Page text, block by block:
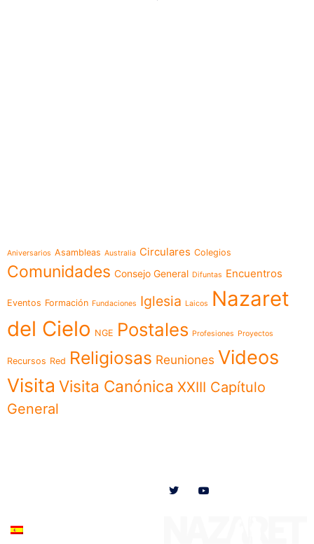
Aniversarios Asambleas Australia Circulares Colegios
Comunidades Consejo General Difuntas Encuentros
Eventos Formación Fundaciones Iglesia Laicos
Nazaret
del Cielo NGE Postales Profesiones Proyectos
Recursos Red Religiosas Reuniones Videos
Visita Visita Canónica XXIII Capítulo
General